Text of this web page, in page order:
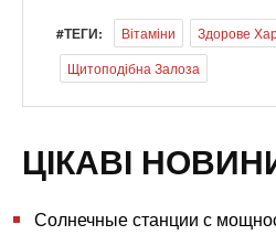
#ТЕГИ: Вітаміни
Здорове
Щитоподібна Залоза
ЦІКАВІ
Солнечные станции с